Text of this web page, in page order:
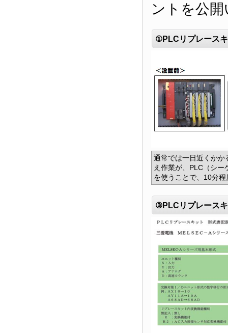
ントを公
①PLCリプレース
通常では一日近くかか
え作業が、PLC（シー
を使うことで、10分
③PLCリプレース